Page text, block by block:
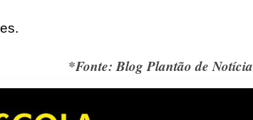
*Fonte: Blog Plantão de Notícia